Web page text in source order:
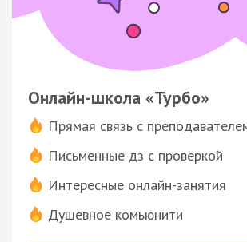
Онлайн-школа «Турбо»
Прямая связь с
Письменные дз с проверкой
Интересные онлайн-занятия
Душевное комьюнити